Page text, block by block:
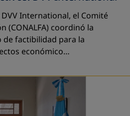
DVV International, el Comité
(CONALFA) coordinó la
de factibilidad para la
económico…